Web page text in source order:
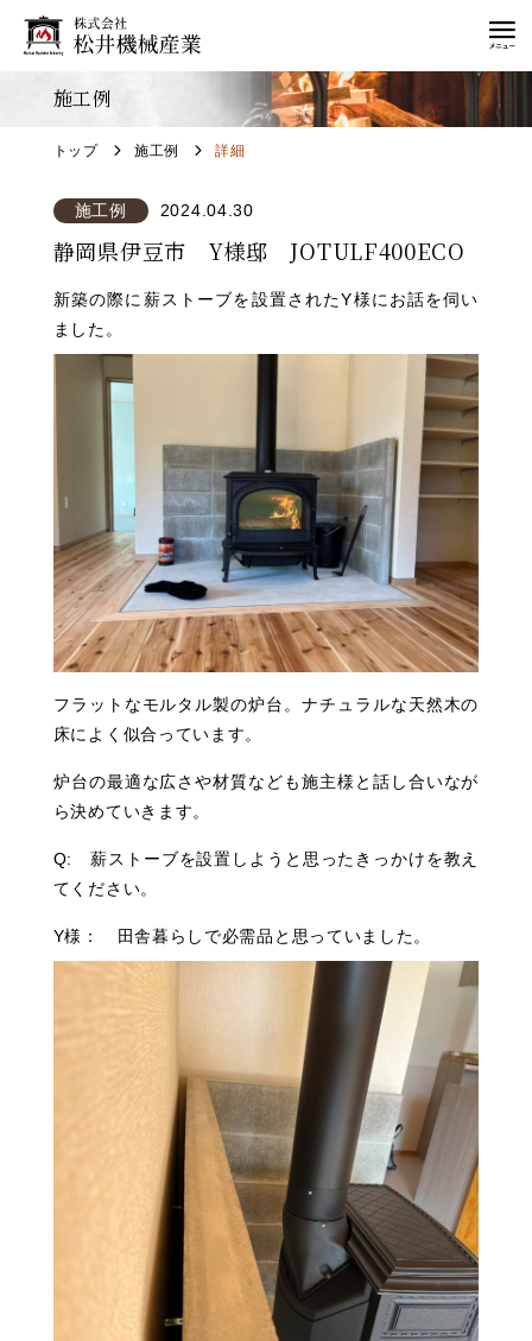
施工例
トップ 施工例 詳細
施工例 2024.04.30
静岡県伊豆市 Y様邸 JOTULF400ECO
新築の際に薪ストーブを設置されたY様にお話を伺い
ました。
フラットなモルタル製の炉台。ナチュラルな天然木の
床によく似合っています。
炉台の最適な広さや材質なども施主様と話し合いなが
ら決めていきます。
Q: 薪ストーブを設置しようと思ったきっかけを教え
てください。
Y様： 田舎暮らしで必需品と思っていました。